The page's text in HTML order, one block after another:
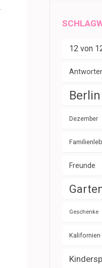
12 von
Berlin
Dezember
Freunde
Geschenke
Kalifornien